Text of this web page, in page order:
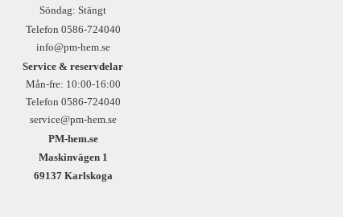
Söndag: Stängt
Telefon 0586-724040
info@pm-hem.se
Service & reservdelar
Mån-fre: 10:00-16:00
Telefon 0586-724040
service@pm-hem.se
PM-hem.se
Maskinvägen 1
69137 Karlskoga